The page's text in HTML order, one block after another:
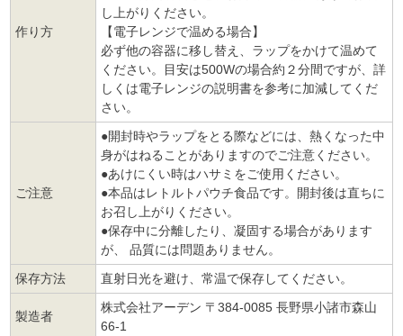
作り方
し上がりください。
【電子レンジで温める場合】
必ず他の容器に移し替え、ラップをかけて温めて
ください。目安は500Wの場合約２分間ですが、詳
しくは電子レンジの説明書を参考に加減してくだ
さい。
ご注意
●開封時やラップをとる際などには、熱くなった中
身がはねることがありますのでご注意ください。
●あけにくい時はハサミをご使用ください。
●本品はレトルトパウチ食品です。開封後は直ちに
お召し上がりください。
●保存中に分離したり、凝固する場合があります
が、 品質には問題ありません。
保存方法
直射日光を避け、常温で保存してください。
製造者
株式会社アーデン 〒384-0085 長野県小諸市森山
66-1